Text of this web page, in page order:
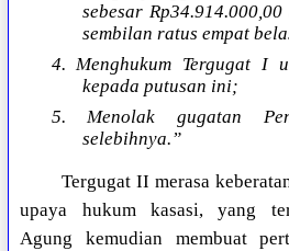
sebesar
sembilan ratus empat
4. Menghukum Tergugat I
kepada putusan ini;
5. Menolak gugatan
selebihnya.”
Tergugat II merasa
upaya hukum kasasi, yang
Agung kemudian membuat